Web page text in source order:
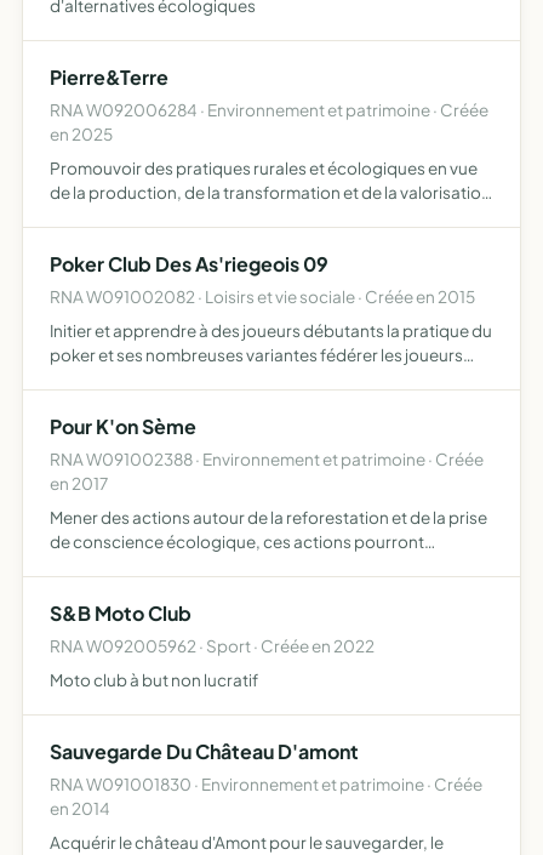
d'alternatives écologiques
Pierre&Terre
RNA W092006284 · Environnement et patrimoine · Créée
en 2025
Promouvoir des pratiques rurales et écologiques en vue
de la production, de la transformation et de la valorisation
Poker Club Des As'riegeois 09
RNA W091002082 · Loisirs et vie sociale · Créée en 2015
Initier et apprendre à des joueurs débutants la pratique du
poker et ses nombreuses variantes fédérer les joueurs
Pour K'on Sème
RNA W091002388 · Environnement et patrimoine · Créée
en 2017
Mener des actions autour de la reforestation et de la prise
de conscience écologique, ces actions pourront
S&B Moto Club
RNA W092005962 · Sport · Créée en 2022
Moto club à but non lucratif
Sauvegarde Du Château D'amont
RNA W091001830 · Environnement et patrimoine · Créée
en 2014
Acquérir le château d'Amont pour le sauvegarder, le